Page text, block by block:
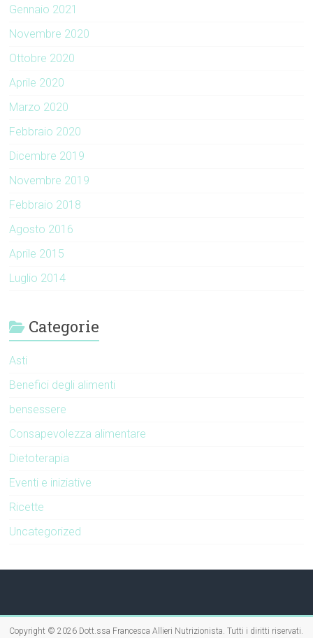
Gennaio 2021
Novembre 2020
Ottobre 2020
Aprile 2020
Marzo 2020
Febbraio 2020
Dicembre 2019
Novembre 2019
Febbraio 2018
Agosto 2016
Aprile 2015
Luglio 2014
Categorie
Asti
Benefici degli alimenti
bensessere
Consapevolezza alimentare
Dietoterapia
Eventi e iniziative
Ricette
Uncategorized
Copyright © 2026 Dott.ssa Francesca Allieri Nutrizionista . Tutti i diritti riservati.